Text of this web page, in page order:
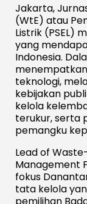
Jakarta,
(WtE) atau
Listrik (PSEL)
yang
Indonesia.
teknologi,
kebijakan
kelola
terukur, serta
pemangku
Lead of
Management
fokus
tata kelola
pemilihan